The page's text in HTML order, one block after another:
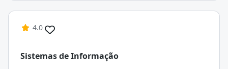
4.0
Sistemas de Informação